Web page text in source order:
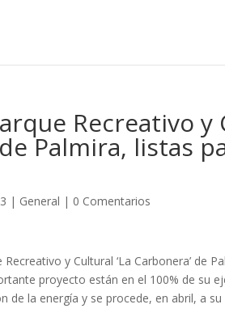
Recreativo y
Palmira, listas
| General | 0 Comentarios
y Cultural ‘La Carbonera’ de
proyecto están en el 100% de su
de la energía y se procede, en abril, a